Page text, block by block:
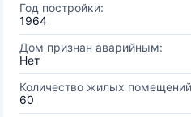
Год постройки:
1964
Дом признан аварийным:
Нет
Количество жилых
60